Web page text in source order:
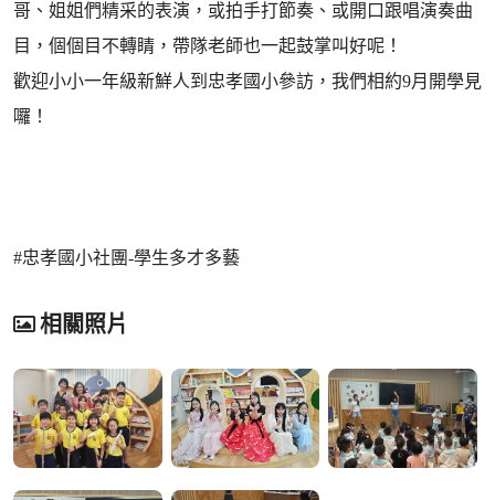
哥、姐姐們精采的表演，或拍手打節奏、或開口跟唱演奏曲
目，個個目不轉睛，帶隊老師也一起鼓掌叫好呢！
歡迎小小一年級新鮮人到忠孝國小參訪，我們相約9月開學見
囉！
#忠孝國小社團-學生多才多藝
相關照片